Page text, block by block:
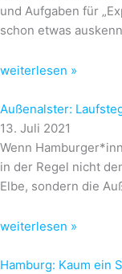
und Aufgaben für
schon etwas
weiterlesen »
Außenalster:
13. Juli 2021
Wenn
in der Regel nicht
Elbe, sondern die
weiterlesen »
Hamburg: Kaum ein